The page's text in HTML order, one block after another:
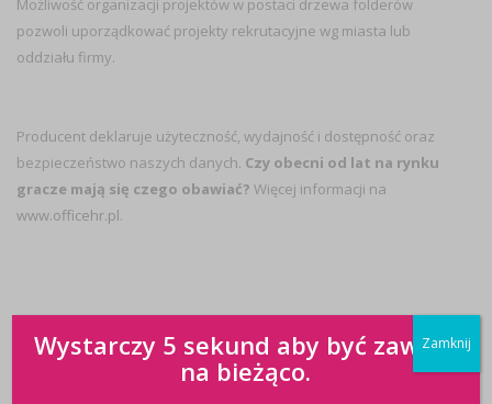
Możliwość organizacji projektów w postaci drzewa folderów
pozwoli uporządkować projekty rekrutacyjne wg miasta lub
oddziału firmy.
Producent deklaruje użyteczność, wydajność i dostępność oraz
bezpieczeństwo naszych danych. Czy obecni od lat na rynku
gracze mają się czego obawiać? Więcej informacji na
www.officehr.pl.
Wystarczy 5 sekund aby być zawsze
na bieżąco.
Zamknij